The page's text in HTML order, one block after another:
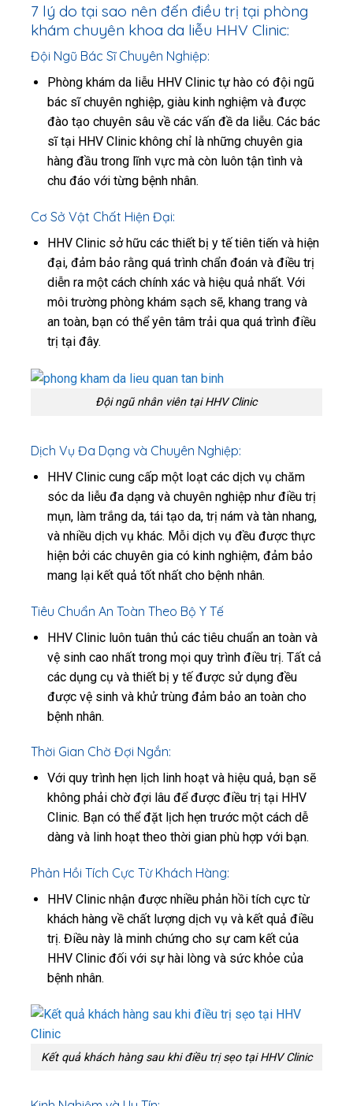
7 lý do tại sao nên đến điều trị tại phòng
khám chuyên khoa da liễu HHV Clinic:
Đội Ngũ Bác Sĩ Chuyên Nghiệp:
Phòng khám da liễu HHV Clinic tự hào có đội ngũ
bác sĩ chuyên nghiệp, giàu kinh nghiệm và được
đào tạo chuyên sâu về các vấn đề da liễu. Các bác
sĩ tại HHV Clinic không chỉ là những chuyên gia
hàng đầu trong lĩnh vực mà còn luôn tận tình và
chu đáo với từng bệnh nhân.
Cơ Sở Vật Chất Hiện Đại:
HHV Clinic sở hữu các thiết bị y tế tiên tiến và hiện
đại, đảm bảo rằng quá trình chẩn đoán và điều trị
diễn ra một cách chính xác và hiệu quả nhất. Với
môi trường phòng khám sạch sẽ, khang trang và
an toàn, bạn có thể yên tâm trải qua quá trình điều
trị tại đây.
Đội ngũ nhân viên tại HHV Clinic
Dịch Vụ Đa Dạng và Chuyên Nghiệp:
HHV Clinic cung cấp một loạt các dịch vụ chăm
sóc da liễu đa dạng và chuyên nghiệp như điều trị
mụn, làm trắng da, tái tạo da, trị nám và tàn nhang,
và nhiều dịch vụ khác. Mỗi dịch vụ đều được thực
hiện bởi các chuyên gia có kinh nghiệm, đảm bảo
mang lại kết quả tốt nhất cho bệnh nhân.
Tiêu Chuẩn An Toàn Theo Bộ Y Tế
HHV Clinic luôn tuân thủ các tiêu chuẩn an toàn và
vệ sinh cao nhất trong mọi quy trình điều trị. Tất cả
các dụng cụ và thiết bị y tế được sử dụng đều
được vệ sinh và khử trùng đảm bảo an toàn cho
bệnh nhân.
Thời Gian Chờ Đợi Ngắn:
Với quy trình hẹn lịch linh hoạt và hiệu quả, bạn sẽ
không phải chờ đợi lâu để được điều trị tại HHV
Clinic. Bạn có thể đặt lịch hẹn trước một cách dễ
dàng và linh hoạt theo thời gian phù hợp với bạn.
Phản Hồi Tích Cực Từ Khách Hàng:
HHV Clinic nhận được nhiều phản hồi tích cực từ
khách hàng về chất lượng dịch vụ và kết quả điều
trị. Điều này là minh chứng cho sự cam kết của
HHV Clinic đối với sự hài lòng và sức khỏe của
bệnh nhân.
Kết quả khách hàng sau khi điều trị sẹo tại HHV Clinic